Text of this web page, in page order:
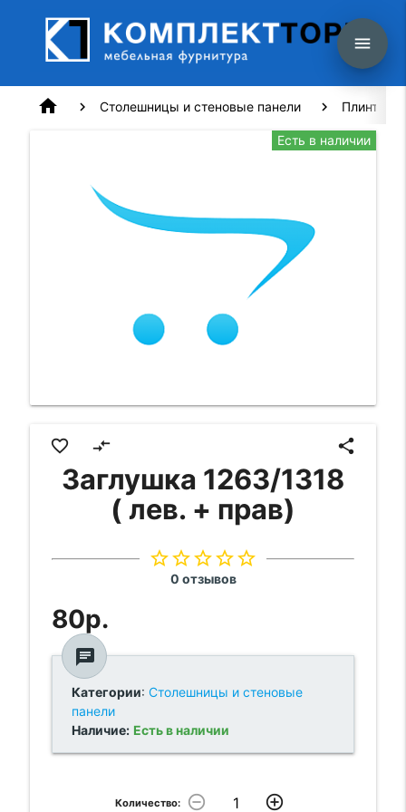
menu
home Столешницы и стеновые панели Плинтус
Есть в наличии
favorite_border compare_arrows share
Заглушка 1263/1318
( лев. + прав)
star_borderstar_borderstar_borderstar_borderstar_border
0 отзывов
80р.
chat
Категории: Столешницы и стеновые
панели
Наличие: Есть в наличии
Количество: remove_circle_outline add_circle_outline